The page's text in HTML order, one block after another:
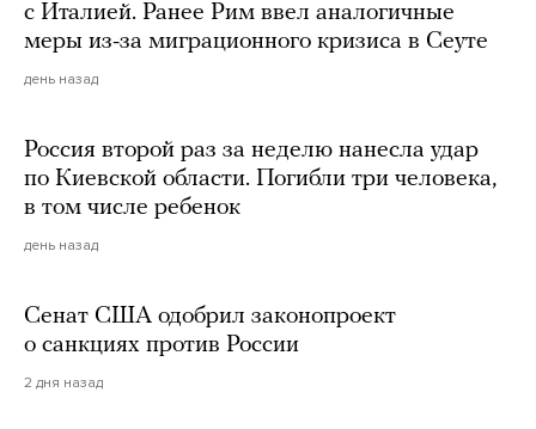
с Италией. Ранее Рим ввел аналогичные
меры из-за миграционного кризиса в Сеуте
день назад
Россия второй раз за неделю нанесла удар
по Киевской области. Погибли три человека,
в том числе ребенок
день назад
Сенат США одобрил законопроект
о санкциях против России
2 дня назад